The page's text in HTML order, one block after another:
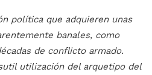
política que adquieren unas
banales, como
de conflicto armado.
utilización del arquetipo del